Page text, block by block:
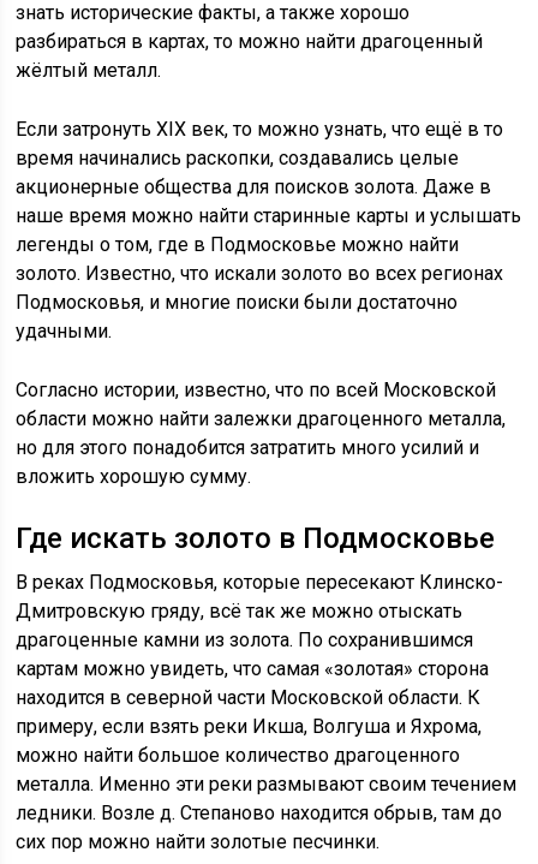
знать исторические факты, а также хорошо
разбираться в картах, то можно найти драгоценный
жёлтый металл.
Если затронуть XIX век, то можно узнать, что ещё в то
время начинались раскопки, создавались целые
акционерные общества для поисков золота. Даже в
наше время можно найти старинные карты и услышать
легенды о том, где в Подмосковье можно найти
золото. Известно, что искали золото во всех регионах
Подмосковья, и многие поиски были достаточно
удачными.
Согласно истории, известно, что по всей Московской
области можно найти залежки драгоценного металла,
но для этого понадобится затратить много усилий и
вложить хорошую сумму.
Где искать золото в Подмосковье
В реках Подмосковья, которые пересекают Клинско-
Дмитровскую гряду, всё так же можно отыскать
драгоценные камни из золота. По сохранившимся
картам можно увидеть, что самая «золотая» сторона
находится в северной части Московской области. К
примеру, если взять реки Икша, Волгуша и Яхрома,
можно найти большое количество драгоценного
металла. Именно эти реки размывают своим течением
ледники. Возле д. Степаново находится обрыв, там до
сих пор можно найти золотые песчинки.